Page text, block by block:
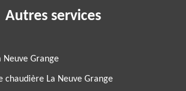
Autres services
Neuve Grange
chaudière La Neuve Grange